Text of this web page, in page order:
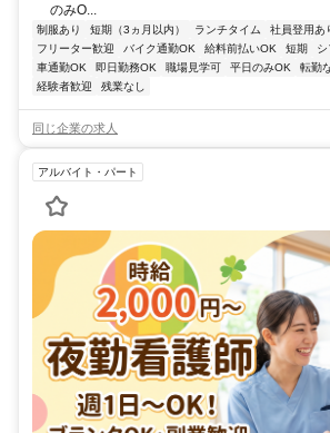
のみO...
制服あり 短期（3ヵ月以内） ランチタイム 社員登用あ
フリーター歓迎
バイク通勤OK 給料前払いOK 短期
車通勤OK
即日勤務OK 職場見学可 平日のみOK 転勤
経験者歓迎
残業なし
同じ企業の求人
アルバイト・パート